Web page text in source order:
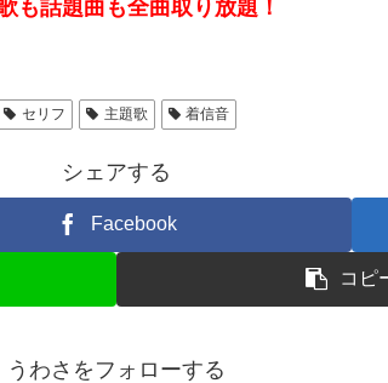
も話題曲も全曲取り放題！
セリフ 主題歌 着信音
シェアする
Facebook
コピ
うわさをフォローする